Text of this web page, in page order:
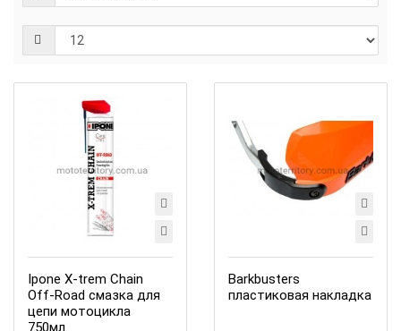
Ipone X-trem Chain
Off-Road смазка для
цепи мотоцикла
750мл.
Barkbusters
пластиковая накладка